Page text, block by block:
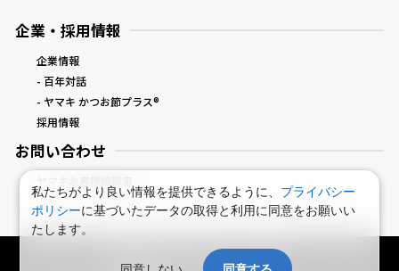
企業・採用情報
企業情報
- 百年対話
- ヤマキ かつお節プラス®
採用情報
お問い合わせ
鰹節屋・だし屋、ヤマキ。 : HOME
私たちがより良い情報を提供できるように、 プライバシー
ポリシーに基づいたデータの取得と利用に同意をお願いい
たします。